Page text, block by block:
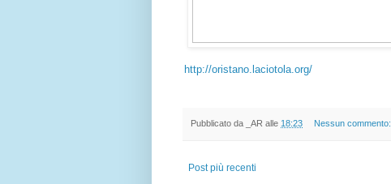
http://oristano.laciotola.org/
Pubblicato da _AR alle 18:23 Nessun commento:
Post più recenti